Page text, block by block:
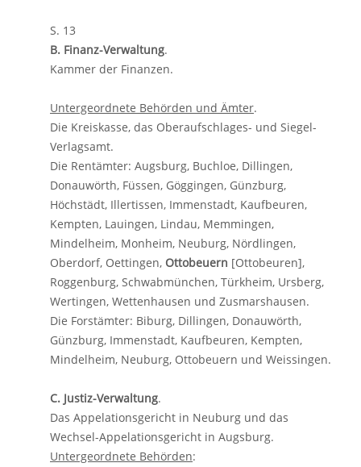
S. 13
B. Finanz-Verwaltung.
Kammer der Finanzen.
Untergeordnete Behörden und Ämter.
Die Kreiskasse, das Oberaufschlages- und Siegel-
Verlagsamt.
Die Rentämter: Augsburg, Buchloe, Dillingen,
Donauwörth, Füssen, Göggingen, Günzburg,
Höchstädt, Illertissen, Immenstadt, Kaufbeuren,
Kempten, Lauingen, Lindau, Memmingen,
Mindelheim, Monheim, Neuburg, Nördlingen,
Oberdorf, Oettingen, Ottobeuern [Ottobeuren],
Roggenburg, Schwabmünchen, Türkheim, Ursberg,
Wertingen, Wettenhausen und Zusmarshausen.
Die Forstämter: Biburg, Dillingen, Donauwörth,
Günzburg, Immenstadt, Kaufbeuren, Kempten,
Mindelheim, Neuburg, Ottobeuern und Weissingen.
C. Justiz-Verwaltung.
Das Appelationsgericht in Neuburg und das
Wechsel-Appelationsgericht in Augsburg.
Untergeordnete Behörden: